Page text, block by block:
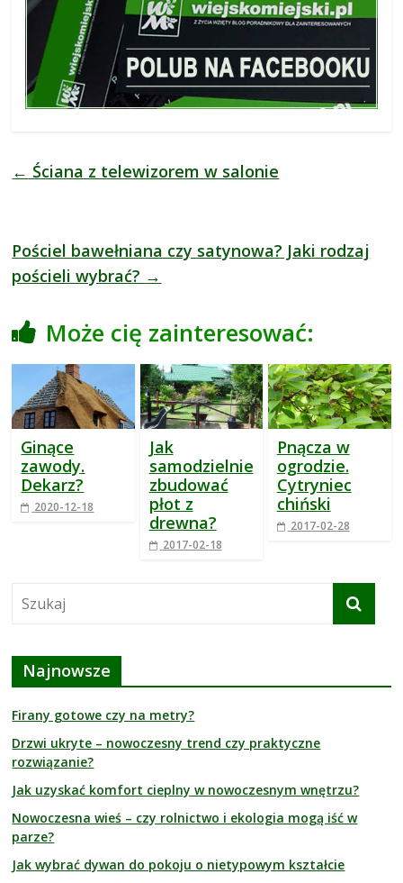
s
y
p
i
e
i
.
← Ściana z telewizorem w salonie
Pościel bawełniana czy satynowa? Jaki rodzaj
pościeli wybrać? →
Może cię zainteresować:
Ginące
zawody.
Dekarz?
2020-12-18
Jak
samodzielnie
zbudować
płot z
drewna?
2017-02-18
Pnącza w
ogrodzie.
Cytryniec
chiński
2017-02-28
Najnowsze
Firany gotowe czy na metry?
Drzwi ukryte – nowoczesny trend czy praktyczne
rozwiązanie?
Jak uzyskać komfort cieplny w nowoczesnym wnętrzu?
Nowoczesna wieś – czy rolnictwo i ekologia mogą iść w
parze?
Jak wybrać dywan do pokoju o nietypowym kształcie